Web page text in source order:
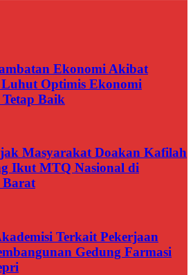
Ekonomi Akibat
Luhut Optimis Ekonomi
Baik
Masyarakat Doakan Kafilah
Ikut MTQ Nasional di
Barat
Terkait Pekerjaan
Gedung Farmasi